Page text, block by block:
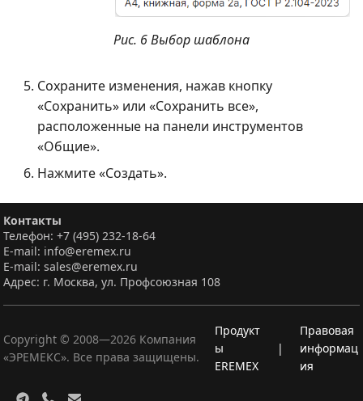
Рис. 6 Выбор шаблона
Сохраните изменения, нажав кнопку
«Сохранить» или «Сохранить все»,
расположенные на панели инструментов
«Общие».
Нажмите «Создать».
Контакты
Телефон: +7 (495) 232-18-64
E-mail: info@eremex.ru
E-mail: sales@eremex.ru
Адрес: г. Москва, ул. Профсоюзная 108
Copyright © 2008—2026 Компания
«ЭРЕМЕКС». Все права защищены.
Продукт
ы
EREMEX
|
Правовая
информац
ия